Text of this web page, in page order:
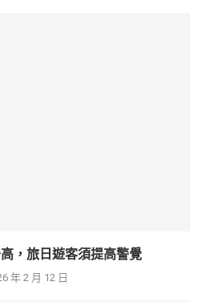
，旅日遊客須提高警覺
年 2 月 12 日